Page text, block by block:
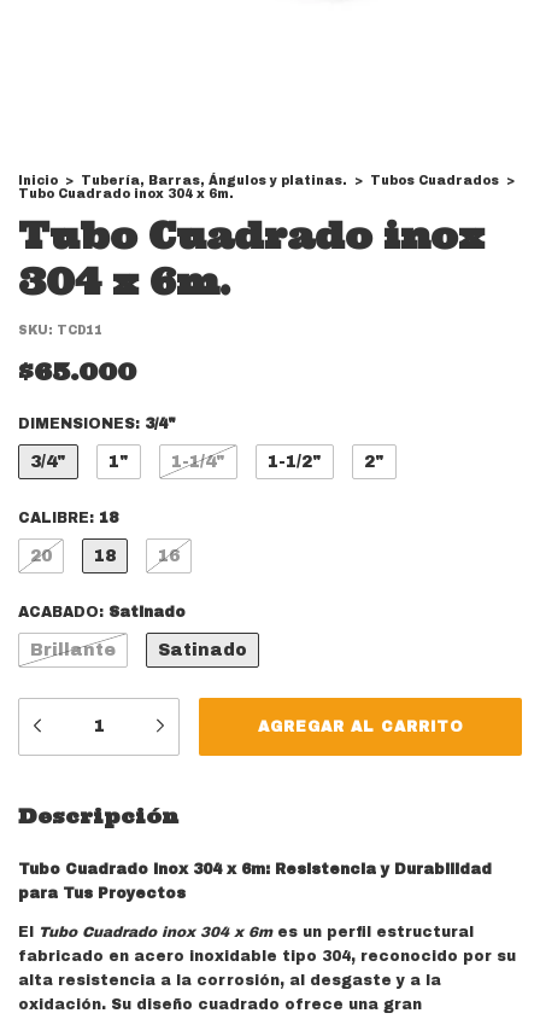
Inicio > Tubería, Barras, Ángulos y platinas. > Tubos Cuadrados
>
Tubo Cuadrado inox 304 x 6m.
Tubo Cuadrado inox
304 x 6m.
SKU: TCD11
$65.000
DIMENSIONES: 3/4"
3/4" 1" 1-1/4" 1-1/2" 2"
CALIBRE: 18
20 18 16
ACABADO: Satinado
Brillante Satinado
Descripción
Tubo Cuadrado Inox 304 x 6m: Resistencia y Durabilidad
para Tus Proyectos
El Tubo Cuadrado inox 304 x 6mes un perfil estructural
fabricado en acero inoxidable tipo 304, reconocido por su
alta resistencia a la corrosión, al desgaste y a la
oxidación. Su diseño cuadrado ofrece una gran